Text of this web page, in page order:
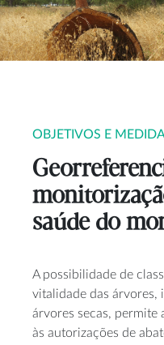
OBJETIVOS E
saúde do
A possibilidade de
vitalidade das árvores,
árvores secas, permite
às autorizações de